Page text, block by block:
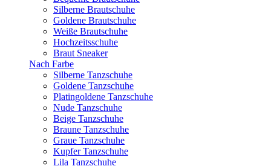
Silberne Brautschuhe
Goldene Brautschuhe
Weiße Brautschuhe
Hochzeitsschuhe
Braut Sneaker
Nach Farbe
Silberne Tanzschuhe
Goldene Tanzschuhe
Platingoldene Tanzschuhe
Nude Tanzschuhe
Beige Tanzschuhe
Braune Tanzschuhe
Graue Tanzschuhe
Kupfer Tanzschuhe
Lila Tanzschuhe